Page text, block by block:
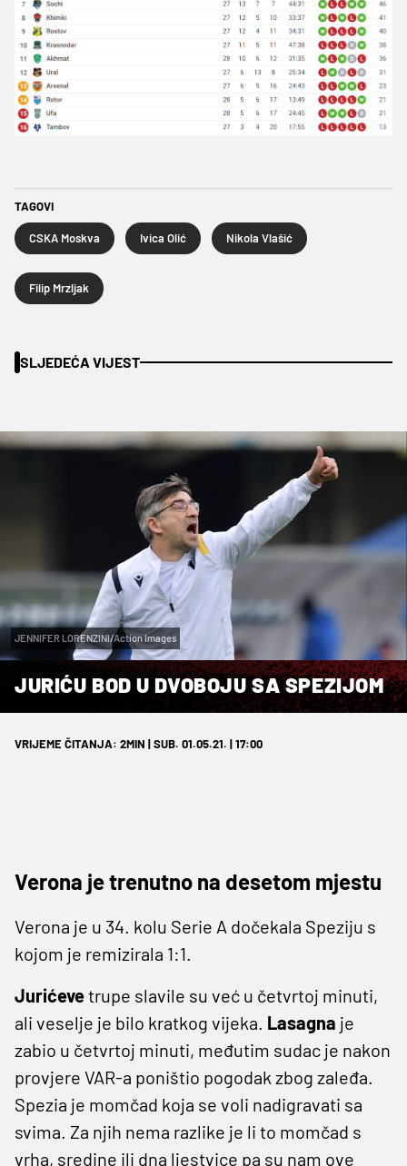
TAGOVI
CSKA Moskva Ivica Olić Nikola Vlašić
Filip Mrzljak
SLJEDEĆA VIJEST
JENNIFER LORENZINI/Action Images
JURIĆU BOD U DVOBOJU SA SPEZIJOM
VRIJEME ČITANJA: 2MIN | SUB. 01.05.21. | 17:00
Verona je trenutno na desetom mjestu
Verona je u 34. kolu Serie A dočekala Speziju s
kojom je remizirala 1:1.
Jurićevetrupe slavile su već u četvrtoj minuti,
ali veselje je bilo kratkog vijeka. Lasagna je
zabio u četvrtoj minuti, međutim sudac je nakon
provjere VAR-a poništio pogodak zbog zaleđa.
Spezia je momčad koja se voli nadigravati sa
svima. Za njih nema razlike je li to momčad s
vrha, sredine ili dna ljestvice pa su nam ove